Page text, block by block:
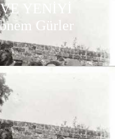
YENİYİ
Gürler